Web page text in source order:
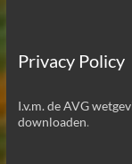
Privacy Policy
I.v.m. de AVG
downloaden.